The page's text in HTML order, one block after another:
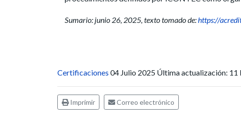
Sumario: junio 26, 2025, texto tomado de:https://
Certificaciones 04 Julio 2025 Última actualización: 11
Imprimir Correo electrónico